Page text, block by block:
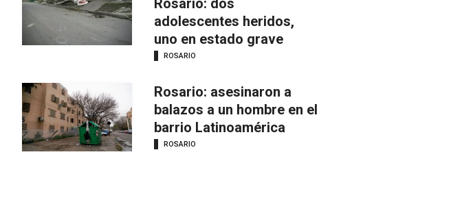
Rosario: dos
adolescentes heridos,
uno en estado grave
ROSARIO
Rosario: asesinaron a
balazos a un hombre en el
barrio Latinoamérica
ROSARIO